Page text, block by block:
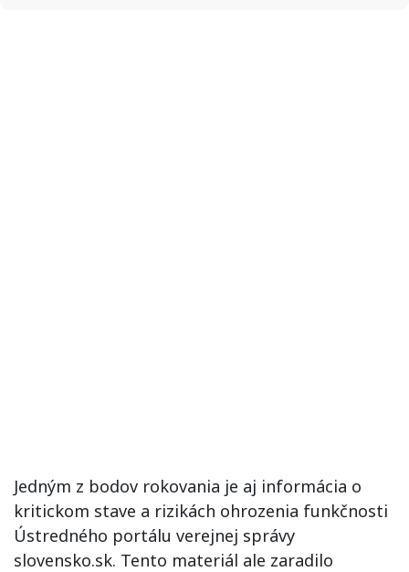
Jedným z bodov rokovania je aj informácia o
kritickom stave a rizikách ohrozenia funkčnosti
Ústredného portálu verejnej správy
slovensko.sk. Tento materiál ale zaradilo